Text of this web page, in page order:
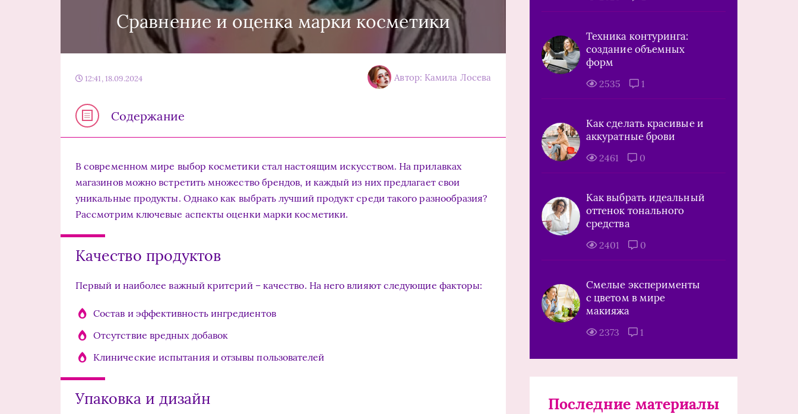
Сравнение и оценка марки косметики
12:41, 18.09.2024 Автор: Камила Лосева
Содержание
В современном мире выбор косметики стал настоящим искусством. На прилавках
магазинов можно встретить множество брендов, и каждый из них предлагает свои
уникальные продукты. Однако как выбрать лучший продукт среди такого разнообразия?
Рассмотрим ключевые аспекты оценки марки косметики.
Качество продуктов
Первый и наиболее важный критерий – качество. На него влияют следующие факторы:
Состав и эффективность ингредиентов
Отсутствие вредных добавок
Клинические испытания и отзывы пользователей
Упаковка и дизайн
Техника контуринга:
создание объемных
форм
2535 1
Как сделать красивые и
аккуратные брови
2461 0
Как выбрать идеальный
оттенок тонального
средства
2401 0
Смелые эксперименты
с цветом в мире
макияжа
2373 1
Последние материалы